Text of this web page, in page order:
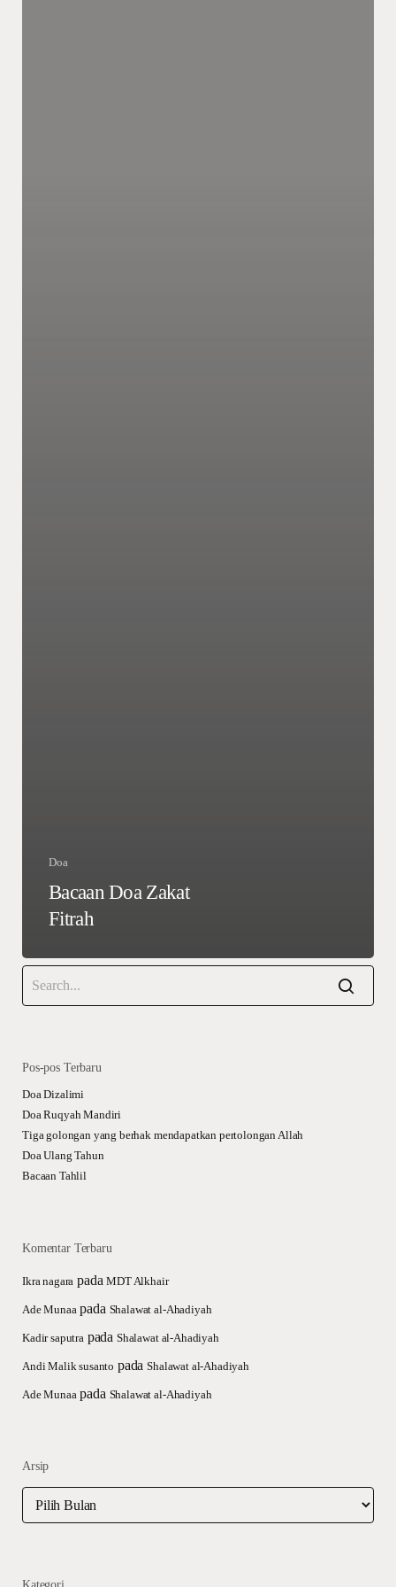
Doa
Bacaan Doa Zakat
Fitrah
Pos-pos Terbaru
Doa Dizalimi
Doa Ruqyah Mandiri
Tiga golongan yang berhak mendapatkan pertolongan Allah
Doa Ulang Tahun
Bacaan Tahlil
Komentar Terbaru
Ikra nagara padaMDT Alkhair
Ade Munaa pada Shalawat al-Ahadiyah
Kadir saputra pada Shalawat al-Ahadiyah
Andi Malik susanto padaShalawat al-Ahadiyah
Ade Munaa pada Shalawat al-Ahadiyah
Arsip